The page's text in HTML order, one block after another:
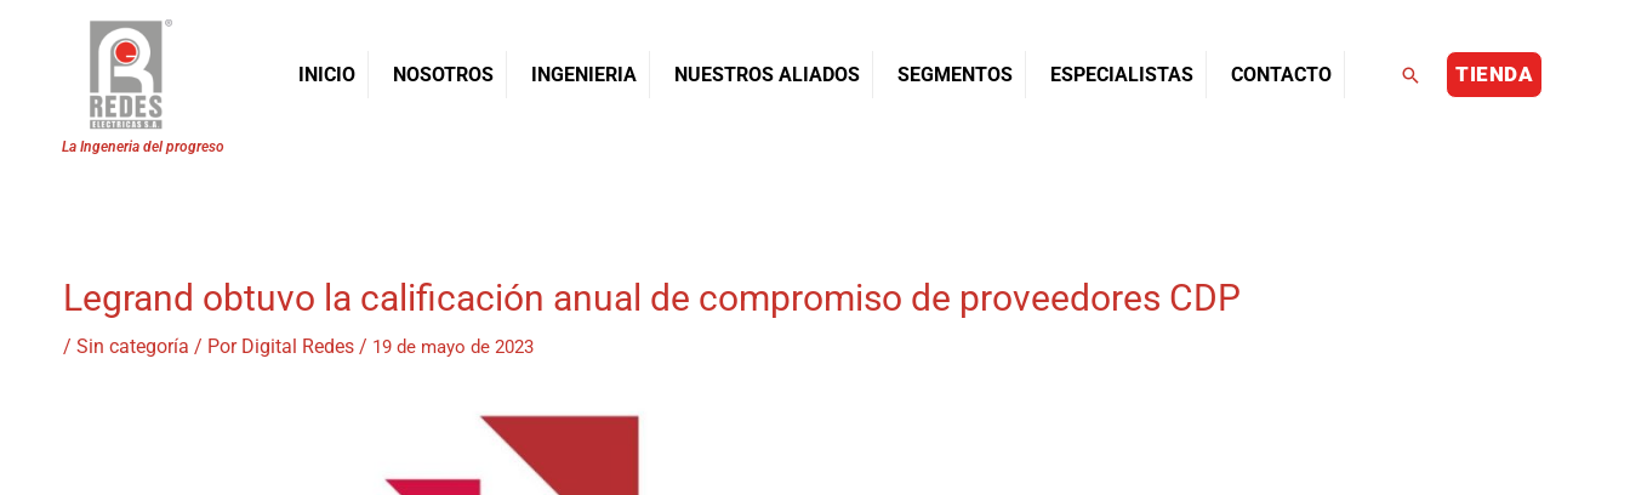
INICIO NOSOTROS INGENIERIA NUESTROS ALIADOS SEGMENTOS ESPECIALISTAS CONTACTO BuscarTIENDA
Legrand obtuvo la calificación anual de compromiso de proveedores CDP
/ Sin categoría / Por Digital Redes / 19 de mayo de 2023